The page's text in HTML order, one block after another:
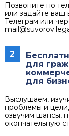
Позвоните по
или задайте ваш
Телеграм или
2
для
для
Выслушаем,
проблемы и
озвучим шансы,
окончательную